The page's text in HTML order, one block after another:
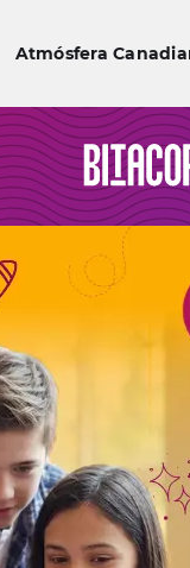
Atmósfera